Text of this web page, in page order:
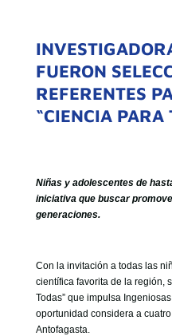
QUIENES SOMOS
MISIÓN
VISIÓN
GOBIERNO
FUERON
REFERENTES
“CIENCIA PARA
Niñas y adolescentes de
iniciativa que buscar
generaciones.
Con la invitación a todas las
científica favorita de la región,
Todas” que impulsa
oportunidad considera a
Antofagasta.